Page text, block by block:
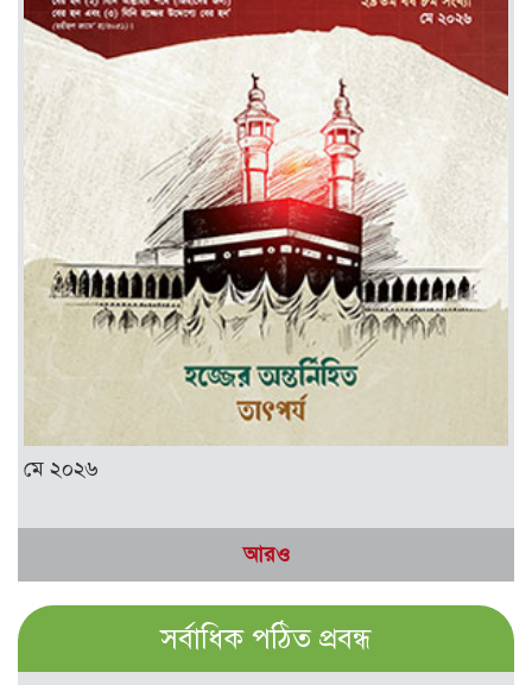
মে ২০২৬
আরও
সর্বাধিক পঠিত প্রবন্ধ